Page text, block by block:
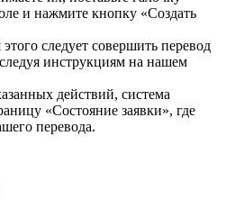
и нажмите кнопку «Создать
следует совершить перевод
инструкциям на нашем
действий, система
«Состояние заявки», где
перевода.